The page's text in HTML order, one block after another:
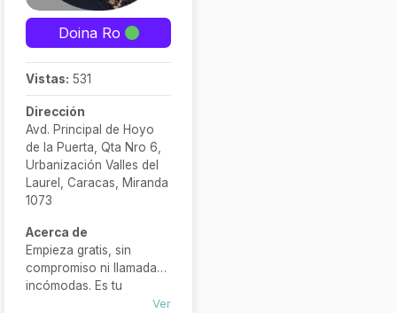
Doina Ro
Vistas: 531
Dirección
Avd. Principal de Hoyo
de la Puerta, Qta Nro 6,
Urbanización Valles del
Laurel, Caracas, Miranda
1073
Acerca de
Empieza gratis, sin
compromiso ni llamadas
incómodas. Es tu
oportunidad para probar
Ver